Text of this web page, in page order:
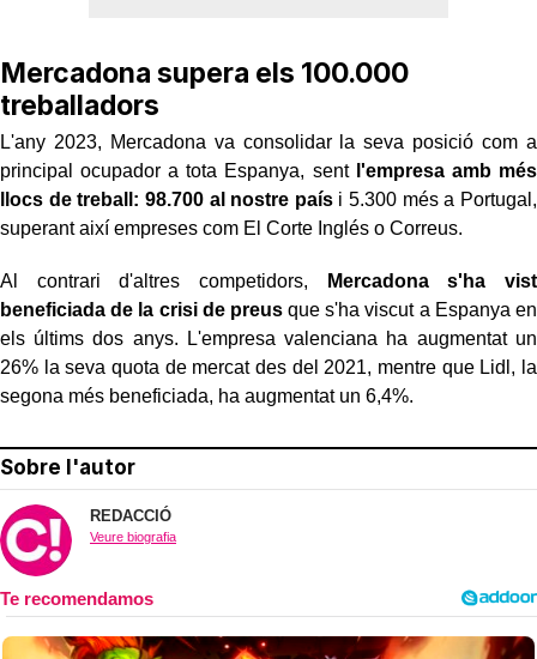
Mercadona supera els 100.000
treballadors
L'any 2023, Mercadona va consolidar la seva posició com a
principal ocupador a tota Espanya, sent l'empresa amb més
llocs de treball: 98.700 al nostre paísi 5.300 més a Portugal,
superant així empreses com El Corte Inglés o Correus.
Al contrari d'altres competidors,
Mercadona s'ha vist
beneficiada de la crisi de preusque s'ha viscut a Espanya en
els últims dos anys. L'empresa valenciana ha augmentat un
26% la seva quota de mercat des del 2021, mentre que Lidl, la
segona més beneficiada, ha augmentat un 6,4%.
Sobre l'autor
REDACCIÓ
Veure biografia